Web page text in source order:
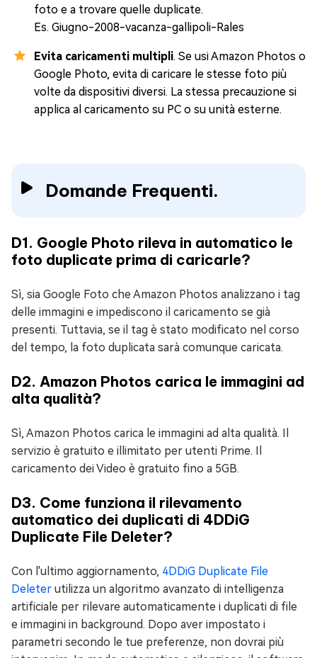
foto e a trovare quelle duplicate.
Es. Giugno-2008-vacanza-gallipoli-Rales
Evita caricamenti multipli. Se usi Amazon Photos o
Google Photo, evita di caricare le stesse foto più
volte da dispositivi diversi. La stessa precauzione si
applica al caricamento su PC o su unità esterne.
Domande Frequenti.
D1. Google Photo rileva in automatico le
foto duplicate prima di caricarle?
Sì, sia Google Foto che Amazon Photos analizzano i tag
delle immagini e impediscono il caricamento se già
presenti. Tuttavia, se il tag è stato modificato nel corso
del tempo, la foto duplicata sarà comunque caricata.
D2. Amazon Photos carica le immagini ad
alta qualità?
Sì, Amazon Photos carica le immagini ad alta qualità. Il
servizio è gratuito e illimitato per utenti Prime. Il
caricamento dei Video è gratuito fino a 5GB.
D3. Come funziona il rilevamento
automatico dei duplicati di 4DDiG
Duplicate File Deleter?
Con l'ultimo aggiornamento, 4DDiG Duplicate File
Deleter utilizza un algoritmo avanzato di intelligenza
artificiale per rilevare automaticamente i duplicati di file
e immagini in background. Dopo aver impostato i
parametri secondo le tue preferenze, non dovrai più